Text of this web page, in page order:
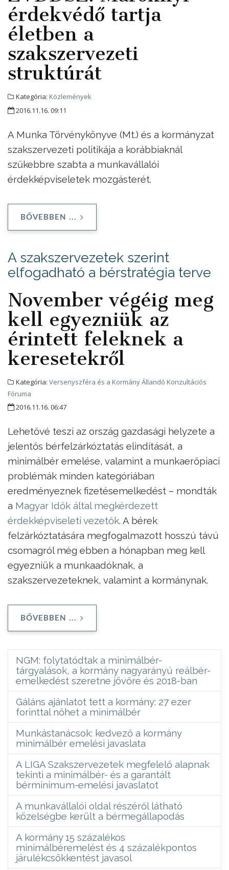
érdekvédő tartja
életben a
szakszervezeti
struktúrát
Kategória: Közlemények
2016.11.16. 09:11
A Munka Törvénykönyve (Mt.) és a kormányzat
szakszervezeti politikája a korábbiaknál
szűkebbre szabta a munkavállalói
érdekképviseletek mozgásterét.
BŐVEBBEN ...
A szakszervezetek szerint
elfogadható a bérstratégia terve
November végéig meg
kell egyezniük az
érintett feleknek a
keresetekről
Kategória: Versenyszféra és a Kormány Állandó Konzultációs
Fóruma
2016.11.16. 06:47
Lehetővé teszi az ország gazdasági helyzete a
jelentős bérfelzárkóztatás elindítását, a
minimálbér emelése, valamint a munkaerőpia­ci
problémák minden kategóriában
eredményeznek fizetésemelkedést – mondták
a Magyar Idők által megkérdezett
érdekképviseleti vezetők. A bérek
felzárkóztatására megfogalmazott hosszú távú
csomagról még ebben a hónapban meg kell
egyezniük a munkaadóknak, a
szakszervezeteknek, valamint a kormánynak.
BŐVEBBEN ...
NGM: folytatódtak a minimálbér-
tárgyalások, a kormány nagyarányú reálbér-
emelkedést szeretne jövőre és 2018-ban
Gáláns ajánlatot tett a kormány: 27 ezer
forinttal nőhet a minimálbér
Munkástanácsok: kedvező a kormány
minimálbér emelési javaslata
A LIGA Szakszervezetek megfelelő alapnak
tekinti a minimálbér- és a garantált
bérminimum-emelési javaslatot
A munkavállalói oldal részéről látható
közelségbe került a bérmegállapodás
A kormány 15 százalékos
minimálbéremelést és 4 százalékpontos
járulékcsökkentést javasol